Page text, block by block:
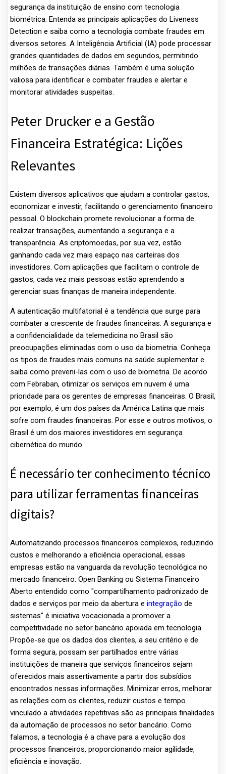
segurança da instituição de ensino com tecnologia
biométrica. Entenda as principais aplicações do Liveness
Detection e saiba como a tecnologia combate fraudes em
diversos setores. A Inteligência Artificial (IA) pode processar
grandes quantidades de dados em segundos, permitindo
milhões de transações diárias. Também é uma solução
valiosa para identificar e combater fraudes e alertar e
monitorar atividades suspeitas.
Peter Drucker e a Gestão
Financeira Estratégica: Lições
Relevantes
Existem diversos aplicativos que ajudam a controlar gastos,
economizar e investir, facilitando o gerenciamento financeiro
pessoal. O blockchain promete revolucionar a forma de
realizar transações, aumentando a segurança e a
transparência. As criptomoedas, por sua vez, estão
ganhando cada vez mais espaço nas carteiras dos
investidores. Com aplicações que facilitam o controle de
gastos, cada vez mais pessoas estão aprendendo a
gerenciar suas finanças de maneira independente.
A autenticação multifatorial é a tendência que surge para
combater a crescente de fraudes financeiras. A segurança e
a confidencialidade da telemedicina no Brasil são
preocupações eliminadas com o uso da biometria. Conheça
os tipos de fraudes mais comuns na saúde suplementar e
saiba como preveni-las com o uso de biometria. De acordo
com Febraban, otimizar os serviços em nuvem é uma
prioridade para os gerentes de empresas financeiras. O Brasil,
por exemplo, é um dos países da América Latina que mais
sofre com fraudes financeiras. Por esse e outros motivos, o
Brasil é um dos maiores investidores em segurança
cibernética do mundo.
É necessário ter conhecimento técnico
para utilizar ferramentas financeiras
digitais?
Automatizando processos financeiros complexos, reduzindo
custos e melhorando a eficiência operacional, essas
empresas estão na vanguarda da revolução tecnológica no
mercado financeiro. Open Banking ou Sistema Financeiro
Aberto entendido como "compartilhamento padronizado de
dados e serviços por meio da abertura e integração de
sistemas" é iniciativa vocacionada a promover a
competitividade no setor bancário apoiada em tecnologia.
Propõe-se que os dados dos clientes, a seu critério e de
forma segura, possam ser partilhados entre várias
instituições de maneira que serviços financeiros sejam
oferecidos mais assertivamente a partir dos subsídios
encontrados nessas informações. Minimizar erros, melhorar
as relações com os clientes, reduzir custos e tempo
vinculado a atividades repetitivas são as principais finalidades
da automação de processos no setor bancário. Como
falamos, a tecnologia é a chave para a evolução dos
processos financeiros, proporcionando maior agilidade,
eficiência e inovação.